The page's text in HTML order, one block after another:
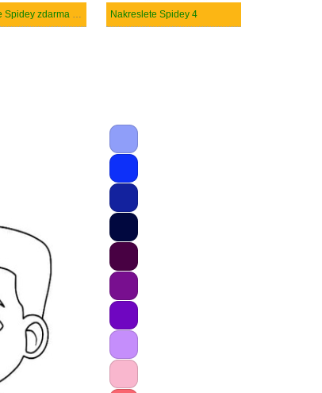
Nakreslete Spidey zdarma snadný Nakreslete Spidey 4